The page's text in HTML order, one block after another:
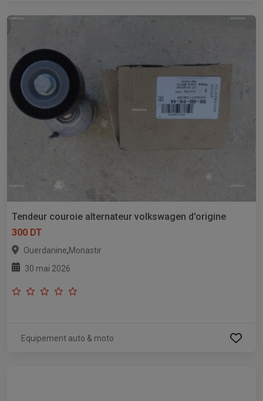
Tendeur couroie alternateur volkswagen d'origine
300 DT
Ouerdanine,Monastir
30 mai 2026
Equipement auto & moto